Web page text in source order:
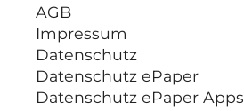
AGB
Impressum
Datenschutz
Datenschutz ePaper
Datenschutz ePaper Apps